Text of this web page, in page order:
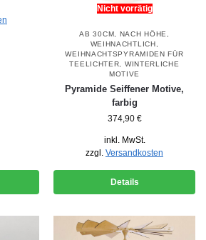
Nicht vorrätig
AB 30CM, NACH HÖHE,
WEIHNACHTLICH ,
WEIHNACHTSPYRAMIDEN FÜR
TEELICHTER, WINTERLICHE
MOTIVE
Pyramide Seiffener Motive,
farbig
374,90 €
inkl. MwSt.
zzgl. Versandkosten
Details